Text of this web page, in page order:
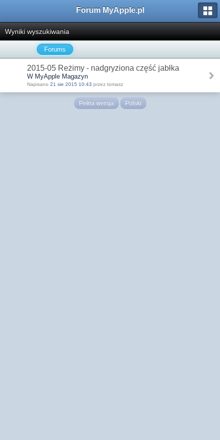
Forum MyApple.pl
Wyniki wyszukiwania
Forums
2015-05 Reżimy - nadgryziona część jabłka
W MyApple Magazyn
Napisano 21 sie 2015 10:43 przez tomasz
Pełna wersja Polski